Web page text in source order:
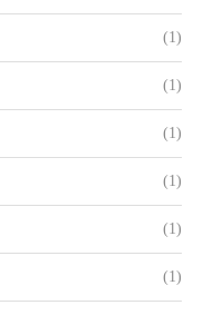
(1)
(1)
(1)
(1)
(1)
(1)